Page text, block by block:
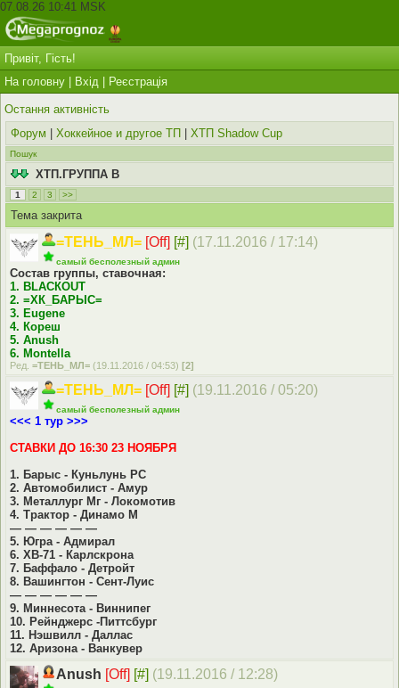
07.08.26 10:41 MSK
Привіт, Гість!
На головну
Вхід Реєстрація
Остання активність
Форум
Хоккейное и другое ТП ХТП Shadow Cup
Пошук
ХТП.ГРУППА В
1 2 3 >>
Тема закрита
=ТЕНЬ_МЛ= [Off] [#] (17.11.2016 / 17:14)
самый бесполезный админ
Состав группы, ставочная:
1. ВLАСКОUТ
2. =ХК_БАРЫС=
3. Eugеnе
4. Кореш
5. Аnush
6. Моntеllа
Ред. =ТЕНЬ_МЛ= (19.11.2016 / 04:53) [2]
=ТЕНЬ_МЛ= [Off] [#] (19.11.2016 / 05:20)
самый бесполезный админ
<<< 1 тур >>>
СТАВКИ ДО 16:30 23 НОЯБРЯ
1. Барыс - Куньлунь РС
2. Автомобилист - Амур
3. Металлург Мг - Локомотив
4. Трактор - Динамо М
— — — — — —
5. Югра - Адмирал
6. ХВ-71 - Карлскрона
7. Баффало - Детройт
8. Вашингтон - Сент-Луис
— — — — — —
9. Миннесота - Виннипег
10. Рейнджерс -Питтсбург
11. Нэшвилл - Даллас
12. Аризона - Ванкувер
Anush [Off] [#] (19.11.2016 / 12:28)